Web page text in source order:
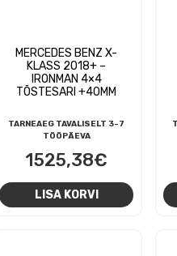
MERCEDES BENZ X-
KLASS 2018+ –
IRONMAN 4×4
TÕSTESARI +40MM
TARNEAEG TAVALISELT 3-7
TÖÖPÄEVA
1525,38€
LISA KORVI